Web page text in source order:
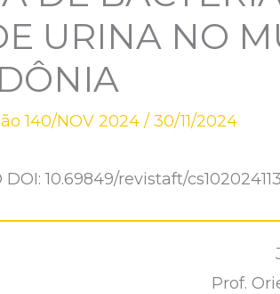
URINA NO
140/NOV 2024 /30/11/2024
DOI: 10.69849/revistaft/
Prof.